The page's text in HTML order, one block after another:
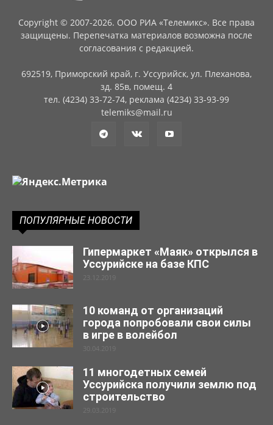
Copyright © 2007-2026. ООО РИА «Телемикс». Все права
защищены. Перепечатка материалов возможна после
согласования с редакцией.
692519, Приморский край, г. Уссурийск, ул. Плеханова,
зд. 85в, помещ. 4
тел. (4234) 33-72-74, реклама (4234) 33-93-99
telemiks@mail.ru
ПОПУЛЯРНЫЕ НОВОСТИ
Гипермаркет «Маяк» открылся в
Уссурийске на базе КПС
23.12.2019
10 команд от организаций
города попробовали свои силы
в игре в волейбол
30.04.2019
11 многодетных семей
Уссурийска получили землю под
строительство
29.03.2019